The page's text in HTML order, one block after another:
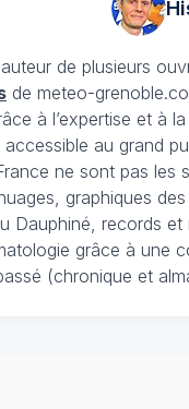
de plusieurs
de meteo-
à l’expertise et à
au grand
ne sont pas les
graphiques des
Dauphiné, records
grâce à une
(chronique et